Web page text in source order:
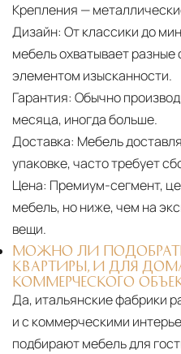
Крепления —
Дизайн: От классики до
мебель охватывает разные
элементом изысканности.
Гарантия: Обычно
месяца, иногда больше.
Доставка: Мебель
упаковке, часто требует
Цена: Премиум-сегмент,
мебель, но ниже, чем на
вещи.
МОЖНО ЛИ
КВАРТИРЫ, И ДЛЯ
КОММЕРЧЕСКОГО
Да, итальянские фабрики
и с коммерческими
подбирают мебель для